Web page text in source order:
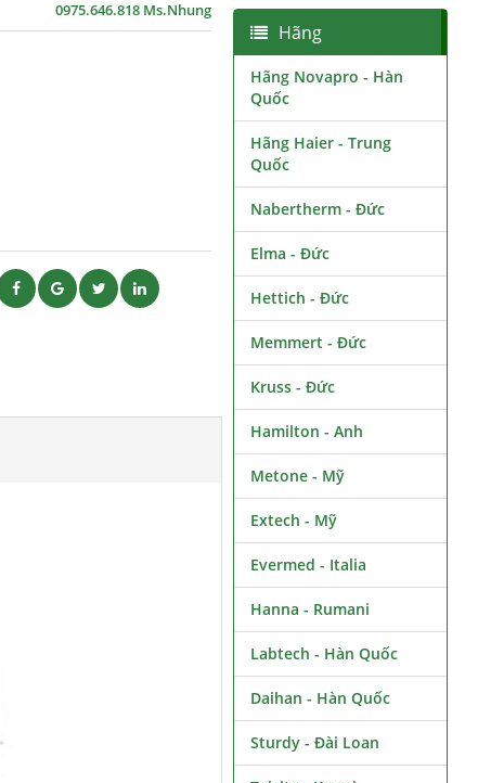
0975.646.818 Ms.Nhung
Hãng
Hãng Novapro - Hàn
Quốc
Hãng Haier - Trung
Quốc
Nabertherm - Đức
Elma - Đức
Hettich - Đức
Memmert - Đức
Kruss - Đức
Hamilton - Anh
Metone - Mỹ
Extech - Mỹ
Evermed - Italia
Hanna - Rumani
Labtech - Hàn Quốc
Daihan - Hàn Quốc
Sturdy - Đài Loan